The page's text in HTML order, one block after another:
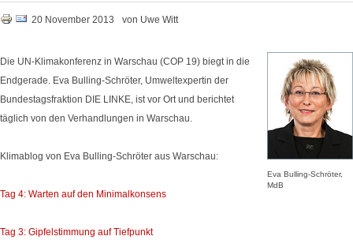
20 November 2013 von Uwe Witt
Eva Bulling-Schröter,
MdB
Die UN-Klimakonferenz in Warschau (COP 19) biegt in die
Endgerade. Eva Bulling-Schröter, Umweltexpertin der
Bundestagsfraktion DIE LINKE, ist vor Ort und berichtet
täglich von den Verhandlungen in Warschau.
Klimablog von Eva Bulling-Schröter aus Warschau:
Tag 4: Warten auf den Minimalkonsens
Tag 3: Gipfelstimmung auf Tiefpunkt